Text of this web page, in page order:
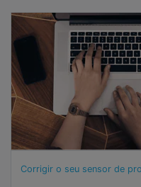
Corrigir o seu sensor de